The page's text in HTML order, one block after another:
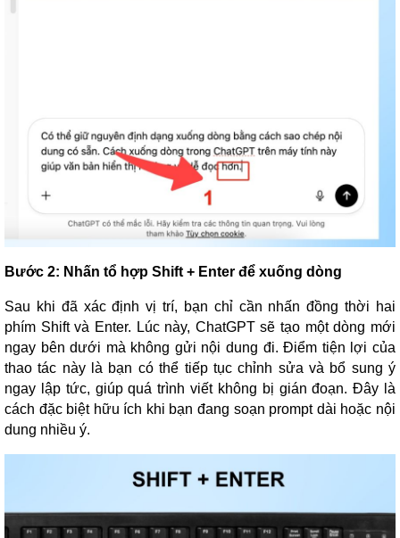
Bước 2: Nhấn tổ hợp Shift + Enter để xuống dòng
Sau khi đã xác định vị trí, bạn chỉ cần nhấn đồng thời hai
phím Shift và Enter. Lúc này, ChatGPT sẽ tạo một dòng mới
ngay bên dưới mà không gửi nội dung đi. Điểm tiện lợi của
thao tác này là bạn có thể tiếp tục chỉnh sửa và bổ sung ý
ngay lập tức, giúp quá trình viết không bị gián đoạn. Đây là
cách đặc biệt hữu ích khi bạn đang soạn prompt dài hoặc nội
dung nhiều ý.